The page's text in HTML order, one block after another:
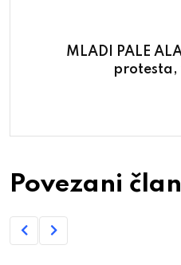
MLADI PALE
Povezani